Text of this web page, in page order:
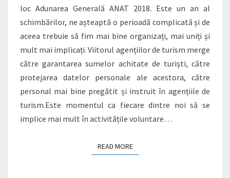
loc Adunarea Generală ANAT 2018. Este un an al
schimbărilor, ne așteaptă o perioadă complicată și de
aceea trebuie să fim mai bine organizați, mai uniți și
mult mai implicați. Viitorul agențiilor de turism merge
către garantarea sumelor achitate de turiști, către
protejarea datelor personale ale acestora, către
personal mai bine pregătit și instruit în agențiile de
turism.Este momentul ca fiecare dintre noi să se
implice mai mult în activitățile voluntare…
READ MOREREAD MORE